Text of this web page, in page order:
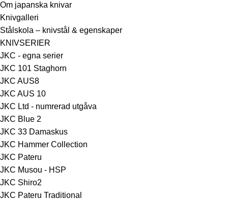
Om japanska knivar
Knivgalleri
Stålskola – knivstål & egenskaper
KNIVSERIER
JKC - egna serier
JKC 101 Staghorn
JKC AUS8
JKC AUS 10
JKC Ltd - numrerad utgåva
JKC Blue 2
JKC 33 Damaskus
JKC Hammer Collection
JKC Pateru
JKC Musou - HSP
JKC Shiro2
JKC Pateru Traditional